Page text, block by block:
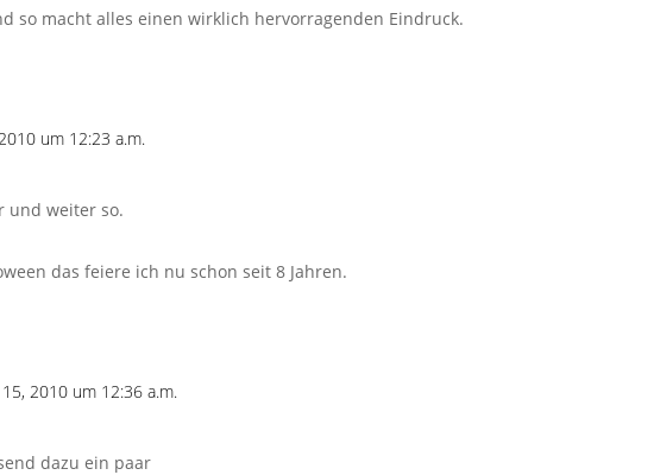
so macht alles einen wirklich hervorragenden Eindruck.
um 12:23 a.m.
und weiter so.
das feiere ich nu schon seit 8 Jahren.
2010 um 12:36 a.m.
dazu ein paar